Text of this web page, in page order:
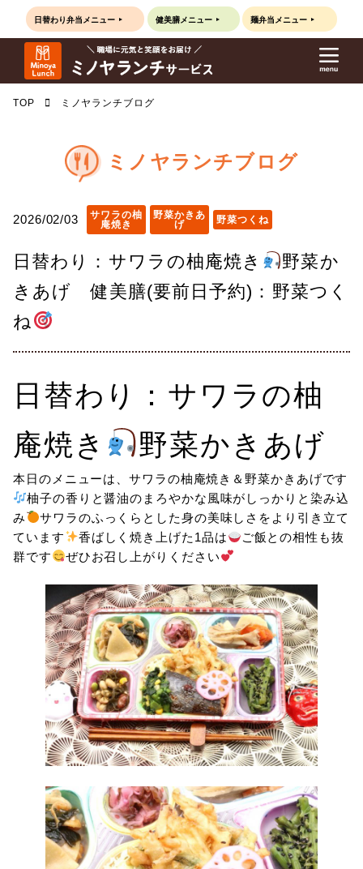
日替わり弁当 メニュー 健美膳メニュー 麺弁当 メニュー
TOP ミノヤランチブログ
ミノヤランチブログ
2026/02/03
サワラの柚
庵焼き
野菜かきあ
げ
野菜つくね
日替わり：サワラの柚庵焼き
野菜か
きあげ 健美膳(要前日予約)：野菜つく
ね
日替わり：サワラの柚
庵焼き
野菜かきあげ
本日のメニューは、サワラの柚庵焼き＆野菜かきあげです
柚子の香りと醤油のまろやかな風味がしっかりと染み込
み
サワラのふっくらとした身の美味しさをより引き立て
ています
香ばしく焼き上げた1品は
ご飯との相性も抜
群です
ぜひお召し上がりください